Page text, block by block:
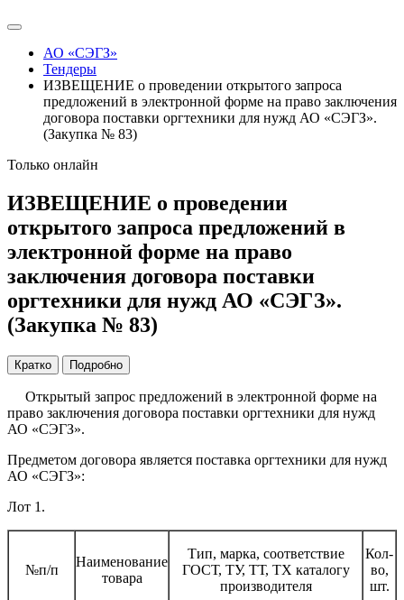
АО «СЭГЗ»
Тендеры
ИЗВЕЩЕНИЕ о проведении открытого запроса
предложений в электронной форме на право заключения
договора поставки оргтехники для нужд АО «СЭГЗ».
(Закупка № 83)
Только онлайн
ИЗВЕЩЕНИЕ о проведении
открытого запроса предложений в
электронной форме на право
заключения договора поставки
оргтехники для нужд АО «СЭГЗ».
(Закупка № 83)
Кратко Подробно
Открытый запрос предложений в электронной форме на
право заключения договора поставки оргтехники для нужд
АО «СЭГЗ».
Предметом договора является поставка оргтехники для нужд
АО «СЭГЗ»:
Лот 1.
№п/п
Наименование
товара
Тип, марка, соответствие
ГОСТ, ТУ, ТТ, ТХ каталогу
производителя
Кол-
во,
шт.